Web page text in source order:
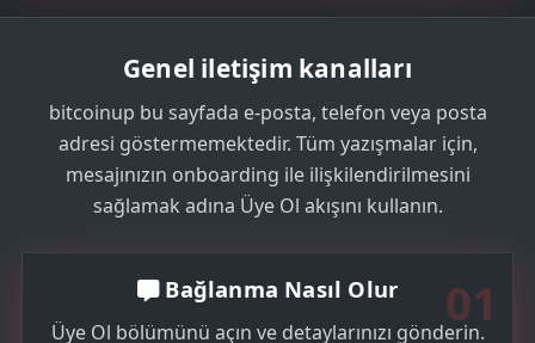
Genel iletişim kanalları
bitcoinup bu sayfada e-posta, telefon veya posta
adresi göstermemektedir. Tüm yazışmalar için,
mesajınızın onboarding ile ilişkilendirilmesini
sağlamak adına Üye Ol akışını kullanın.
01
Bağlanma Nasıl Olur
Üye Ol bölümünü açın ve detaylarınızı gönderin.